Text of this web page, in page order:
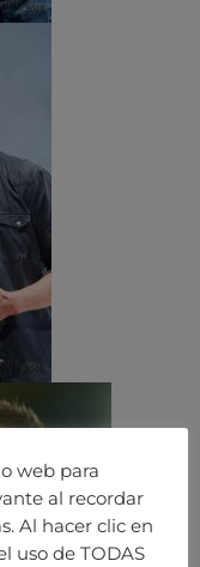
web para
al recordar
Al hacer clic en
uso de TODAS